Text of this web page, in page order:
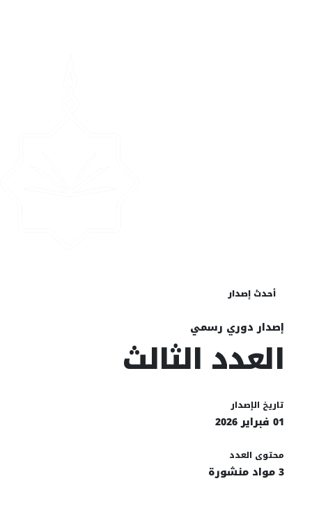
أحدث إصدار
إصدار دوري رسمي
العدد الثالث
تاريخ الإصدار
01 فبراير 2026
محتوى العدد
3 مواد منشورة